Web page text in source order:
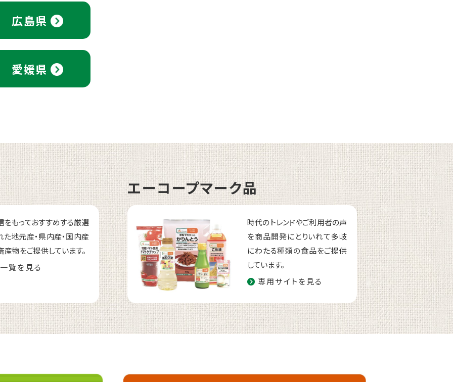
広島県
愛媛県
をもっておすすめする厳選
た地元産・県内産・国内産
産物をご提供しています。
一覧を見る
エーコープマーク品
時代のトレンドやご利用者の声
を商品開発にとりいれて多岐
にわたる種類の食品をご提供
しています。
専用サイトを見る